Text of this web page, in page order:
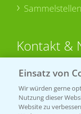
Kontakt &
Beratung
T.+49
Einsatz von
Wir würden gerne
Nutzung dieser
Website zu